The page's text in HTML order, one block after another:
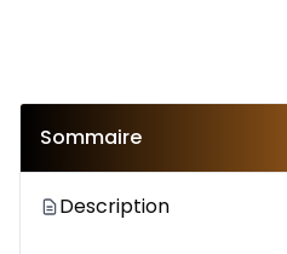
Sommaire
Description